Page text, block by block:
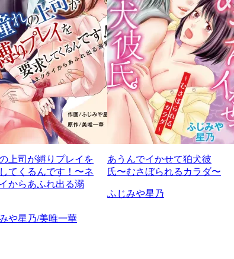
上司が縛りプレイを
てくるんです！〜ネ
からあふれ出る溺
や星乃/美唯一華
あうんでイかせて狛犬彼
氏〜むさぼられるカラダ〜
ふじみや星乃